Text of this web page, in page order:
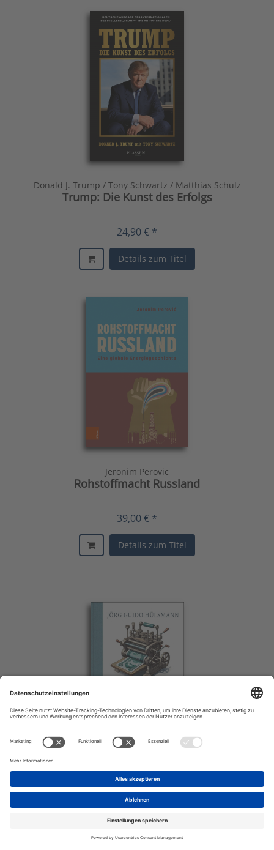
Donald J. Trump / Tony Schwartz / Matthias Schulz
Trump: Die Kunst des Erfolgs
24,90 € *
Details zum Titel
Jeronim Perovic
Rohstoffmacht Russland
39,00 € *
Details zum Titel
Guido Hülsmann
Die Ethik der Geldproduktion
42,00 € *